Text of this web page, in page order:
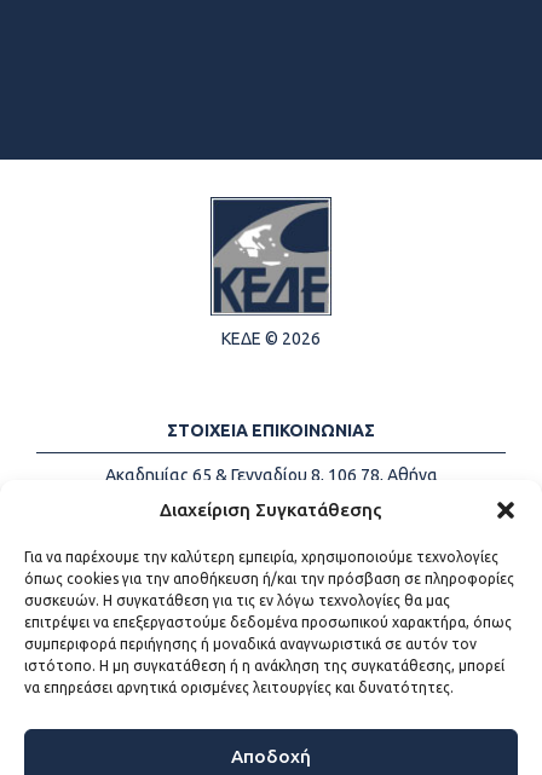
Διαχείριση Συγκατάθεσης
Για να παρέχουμε την καλύτερη εμπειρία, χρησιμοποιούμε τεχνολογίες
όπως cookies για την αποθήκευση ή/και την πρόσβαση σε πληροφορίες
συσκευών. Η συγκατάθεση για τις εν λόγω τεχνολογίες θα μας
επιτρέψει να επεξεργαστούμε δεδομένα προσωπικού χαρακτήρα, όπως
συμπεριφορά περιήγησης ή μοναδικά αναγνωριστικά σε αυτόν τον
ιστότοπο. Η μη συγκατάθεση ή η ανάκληση της συγκατάθεσης, μπορεί
να επηρεάσει αρνητικά ορισμένες λειτουργίες και δυνατότητες.
Αποδοχή
ΚΕΔΕ © 2026
ΣΤΟΙΧΕΙΑ ΕΠΙΚΟΙΝΩΝΙΑΣ
Ακαδημίας 65 & Γενναδίου 8, 106 78, Αθήνα
Τηλέφωνα:
+30 213-2147500
Email:
info@kede.gr
ΧΡΗΣΙΜΟΙ ΣΥΝΔΕΣΜΟΙ
Η ΚΕΔΕ
Sitemap
Προσβασιμότητα